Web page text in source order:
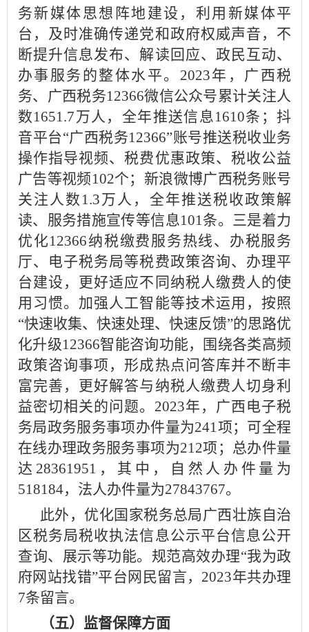
务新媒体思想阵地建设，利用新媒体平
台，及时准确传递党和政府权威声音，不
断提升信息发布、解读回应、政民互动、
办事服务的整体水平。2023年，广西税
务、广西税务12366微信公众号累计关注人
数1651.7万人，全年推送信息1610条；抖
音平台“广西税务12366”账号推送税收业务
操作指导视频、税费优惠政策、税收公益
广告等视频102个；新浪微博广西税务账号
关注人数1.3万人，全年推送税收政策解
读、服务措施宣传等信息101条。三是着力
优化12366纳税缴费服务热线、办税服务
厅、电子税务局等税费政策咨询、办理平
台建设，更好适应不同纳税人缴费人的使
用习惯。加强人工智能等技术运用，按照
“快速收集、快速处理、快速反馈”的思路优
化升级12366智能咨询功能，围绕各类高频
政策咨询事项，形成热点问答库并不断丰
富完善，更好解答与纳税人缴费人切身利
益密切相关的问题。2023年，广西电子税
务局政务服务事项办件量为241项；可全程
在线办理政务服务事项为212项；总办件量
达28361951，其中，自然人办件量为
518184，法人办件量为27843767。
此外，优化国家税务总局广西壮族自治
区税务局税收执法信息公示平台信息公开
查询、展示等功能。规范高效办理“我为政
府网站找错”平台网民留言，2023年共办理
7条留言。
（五）监督保障方面